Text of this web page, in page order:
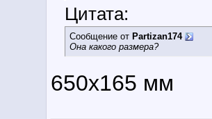
Цитата:
Сообщение от Partizan174
Она какого размера?
650х165 мм